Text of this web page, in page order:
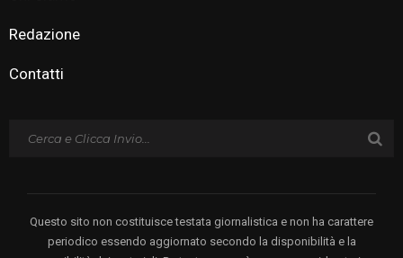
Redazione
Contatti
Questo sito non costituisce testata giornalistica e non ha carattere
periodico essendo aggiornato secondo la disponibilità e la